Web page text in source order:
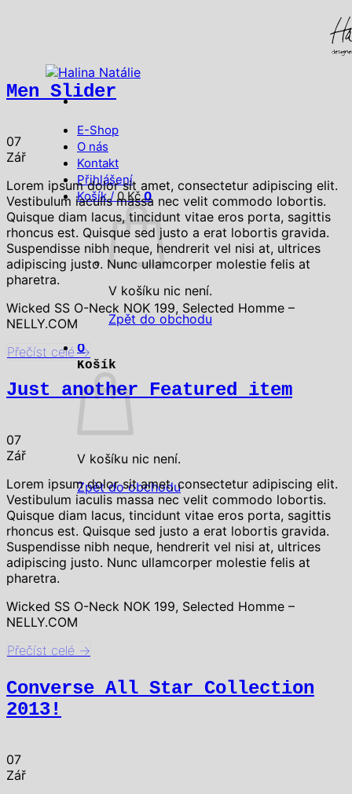
E-Shop
O nás
Kontakt
Přihlášení
Košík / 0Kč 0
V košíku nic není.
Zpět do obchodu
0
Košík
V košíku nic není.
Zpět do obchodu
Men Slider
07
Zář
Lorem ipsum dolor sit amet, consectetur adipiscing elit.
Vestibulum iaculis massa nec velit commodo lobortis.
Quisque diam lacus, tincidunt vitae eros porta, sagittis
rhoncus est. Quisque sed justo a erat lobortis gravida.
Suspendisse nibh neque, hendrerit vel nisi at, ultrices
adipiscing justo. Nunc ullamcorper molestie felis at
pharetra.
Wicked SS O-Neck NOK 199, Selected Homme –
NELLY.COM
Přečíst celé→
Just another Featured item
07
Zář
Lorem ipsum dolor sit amet, consectetur adipiscing elit.
Vestibulum iaculis massa nec velit commodo lobortis.
Quisque diam lacus, tincidunt vitae eros porta, sagittis
rhoncus est. Quisque sed justo a erat lobortis gravida.
Suspendisse nibh neque, hendrerit vel nisi at, ultrices
adipiscing justo. Nunc ullamcorper molestie felis at
pharetra.
Wicked SS O-Neck NOK 199, Selected Homme –
NELLY.COM
Přečíst celé →
Converse All Star Collection
2013!
07
Zář